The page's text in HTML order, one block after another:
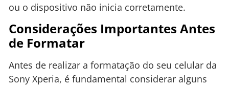
ou o dispositivo não inicia corretamente.
Considerações Importantes Antes
de Formatar
Antes de realizar a formatação do seu celular da
Sony Xperia, é fundamental considerar alguns